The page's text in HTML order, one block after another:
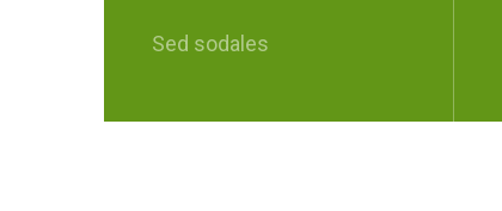
Sed sodales